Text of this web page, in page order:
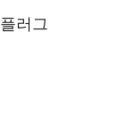
러그